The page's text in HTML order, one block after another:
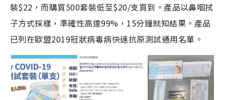
裝$22，而購買500套裝低至$20/支買到。產品以鼻咽拭
子方式採樣，準確性高達99%，15分鐘就知結果。產品
已列在歐盟2019冠狀病毒病快速抗原測試通用名單。